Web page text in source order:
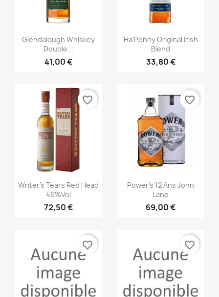
Aperçu rapide
Glendalough Whiskey
Double...
41,00 €
Aperçu rapide
Ha'Penny Original Irish
Blend
33,80 €
Aperçu rapide
Writer's Tears Red Head
46%vol
72,50 €
favorite_border
Aperçu rapide
Power's 12 Ans John
Lane
69,00 €
favorite_border
favorite_border favorite_border